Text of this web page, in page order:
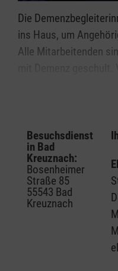
Die
ins Haus, um
Alle Mitarbeitenden
Ihnen qualifizierte
wenn es zum Beispiel
Demenz oder rund
So können sich
Demenz hin und
Ruhe einkaufen zu
Sport zu gehen, oder
Besuchsdienst
in Bad
Kreuznach:
Bosenheimer
Straße 85
55543 Bad
Kreuznach